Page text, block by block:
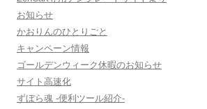
お知らせ
かおりんのひとりごと
キャンペーン情報
ゴールデンウィーク休暇のお知らせ
サイト高速化
ずぼら魂 -便利ツール紹介-